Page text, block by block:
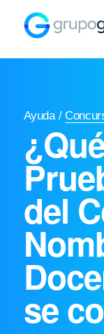
Ayuda /
del
se